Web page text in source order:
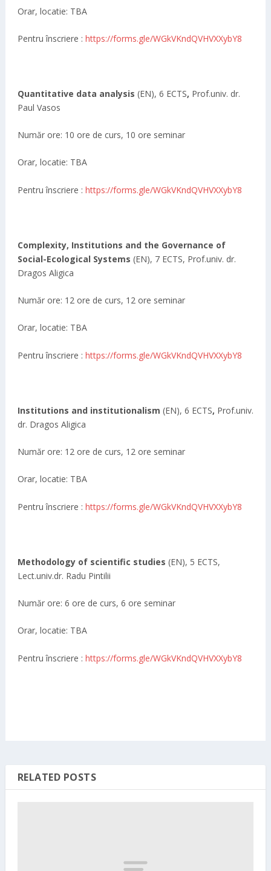
Orar, locatie: TBA
Pentru înscriere : https://forms.gle/WGkVKndQVHVXXybY8
Quantitative data analysis (EN), 6 ECTS, Prof.univ. dr.
Paul Vasos
Număr ore: 10 ore de curs, 10 ore seminar
Orar, locatie: TBA
Pentru înscriere : https://forms.gle/WGkVKndQVHVXXybY8
Complexity, Institutions and the Governance of
Social-Ecological Systems (EN), 7 ECTS, Prof.univ. dr.
Dragos Aligica
Număr ore: 12 ore de curs, 12 ore seminar
Orar, locatie: TBA
Pentru înscriere : https://forms.gle/WGkVKndQVHVXXybY8
Institutions and institutionalism (EN), 6 ECTS, Prof.univ.
dr. Dragos Aligica
Număr ore: 12 ore de curs, 12 ore seminar
Orar, locatie: TBA
Pentru înscriere : https://forms.gle/WGkVKndQVHVXXybY8
Methodology of scientific studies (EN), 5 ECTS,
Lect.univ.dr. Radu Pintilii
Număr ore: 6 ore de curs, 6 ore seminar
Orar, locatie: TBA
Pentru înscriere : https://forms.gle/WGkVKndQVHVXXybY8
RELATED POSTS